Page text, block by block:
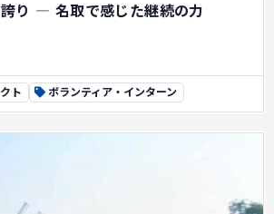
り ― 名取で感じた継続の力
ト ボランティア・インターン